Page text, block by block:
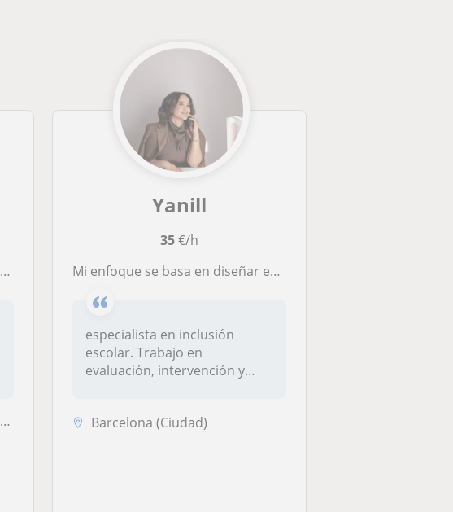
Yanill
35€/h
Mi enfoque se basa en diseñar estrategias personalizadas que potencien el desarrollo, el aprendizaje y el bienestar de cada person
especialista en inclusión
escolar. Trabajo en
evaluación, intervención y
Barcelona (Ciudad)